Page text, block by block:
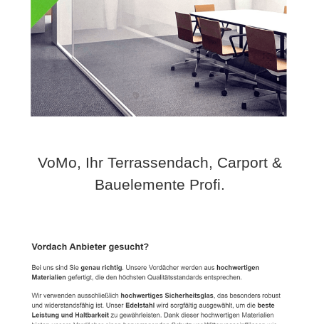
VoMo, Ihr Terrassendach, Carport &
Bauelemente Profi.